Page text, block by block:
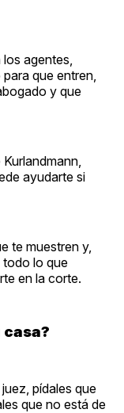
agentes,
que entren,
y que
ayudarte si
te muestren y,
todo lo que
en la corte.
casa?
pídales que
que no está de